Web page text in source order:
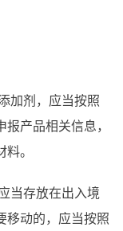
加剂，应当按照
产品相关信息，
。
当存放在出入境
移动的，应当按照